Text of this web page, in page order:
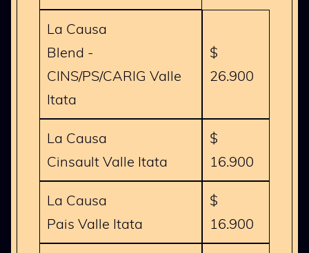
La Causa
Blend -
CINS/PS/CARIG Valle
Itata
$
26.900
La Causa
Cinsault Valle Itata
$
16.900
La Causa
Pais Valle Itata
$
16.900